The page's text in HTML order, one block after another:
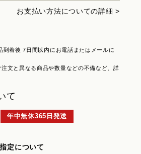
お支払い方法についての詳細 >
到着後 7日間以内にお電話またはメールに
文と異なる商品や数量などの不備など、詳
て
年中無休365日発送
定について